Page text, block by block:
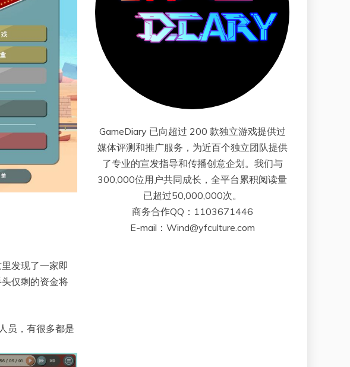
发现了一家即
仅剩的资金将
员，有很多都是
GameDiary 已向超过 200 款独立游戏提供过
媒体评测和推广服务，为近百个独立团队提供
了专业的宣发指导和传播创意企划。我们与
300,000位用户共同成长，全平台累积阅读量
已超过50,000,000次。
商务合作QQ：1103671446
E-mail：Wind@yfculture.com